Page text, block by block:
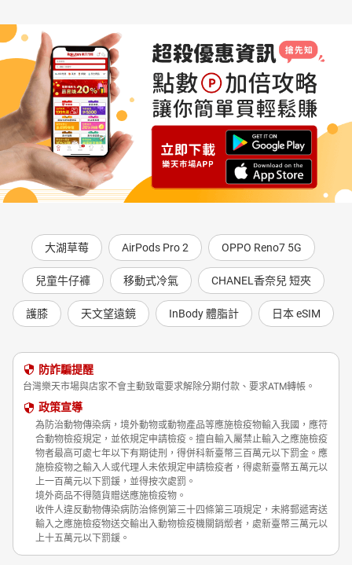
大湖草莓 AirPods Pro 2 OPPO Reno7 5G
兒童牛仔褲 移動式冷氣 CHANEL香奈兒 短夾
護膝 天文望遠鏡 InBody 體脂計 日本 eSIM
防詐騙提醒
台灣樂天市場與店家不會主動致電要求解除分期付款、要求ATM轉帳。
政策宣導
為防治動物傳染病，境外動物或動物產品等應施檢疫物輸入我國，應符
合動物檢疫規定，並依規定申請檢疫。擅自輸入屬禁止輸入之應施檢疫
物者最高可處七年以下有期徒刑，得併科新臺幣三百萬元以下罰金。應
施檢疫物之輸入人或代理人未依規定申請檢疫者，得處新臺幣五萬元以
上一百萬元以下罰鍰，並得按次處罰。
境外商品不得隨貨贈送應施檢疫物。
收件人違反動物傳染病防治條例第三十四條第三項規定，未將郵遞寄送
輸入之應施檢疫物送交輸出入動物檢疫機關銷燬者，處新臺幣三萬元以
上十五萬元以下罰鍰。